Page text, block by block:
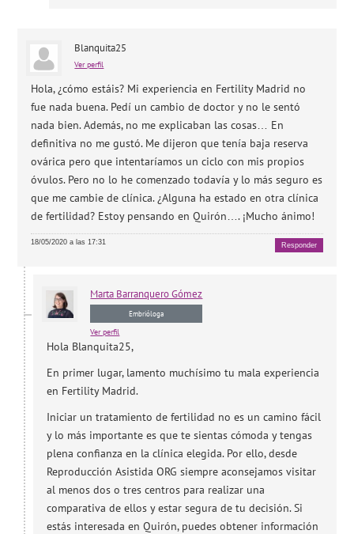
Blanquita25
Ver perfil
Hola, ¿cómo estáis? Mi experiencia en Fertility Madrid no
fue nada buena. Pedí un cambio de doctor y no le sentó
nada bien. Además, no me explicaban las cosas… En
definitiva no me gustó. Me dijeron que tenía baja reserva
ovárica pero que intentaríamos un ciclo con mis propios
óvulos. Pero no lo he comenzado todavía y lo más seguro es
que me cambie de clínica. ¿Alguna ha estado en otra clínica
de fertilidad? Estoy pensando en Quirón…. ¡Mucho ánimo!
18/05/2020 a las 17:31 Responder
Marta Barranquero Gómez
Embrióloga
Ver perfil
Hola Blanquita25,
En primer lugar, lamento muchísimo tu mala experiencia
en Fertility Madrid.
Iniciar un tratamiento de fertilidad no es un camino fácil
y lo más importante es que te sientas cómoda y tengas
plena confianza en la clínica elegida. Por ello, desde
Reproducción Asistida ORG siempre aconsejamos visitar
al menos dos o tres centros para realizar una
comparativa de ellos y estar segura de tu decisión. Si
estás interesada en Quirón, puedes obtener información